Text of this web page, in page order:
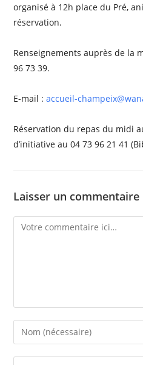
organisé à 12h place du Pré,
réservation.
Renseignements auprès de la
96 73 39.
E-mail :accueil-
Réservation du repas du midi
d’initiative au 04 73 96 21 41
Laisser un commentaire